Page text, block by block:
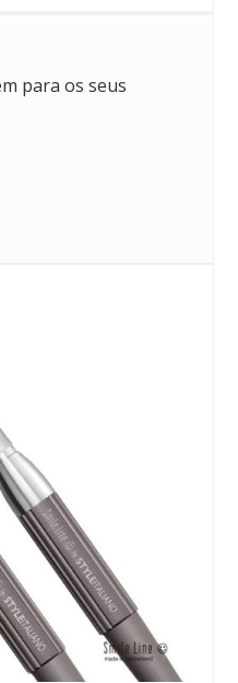
para os seus